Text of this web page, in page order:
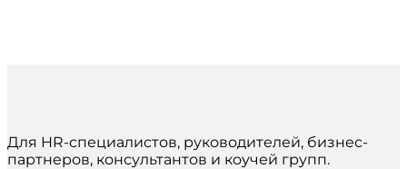
Для HR-специалистов, руководителей, бизнес-
партнеров, консультантов и коучей групп.